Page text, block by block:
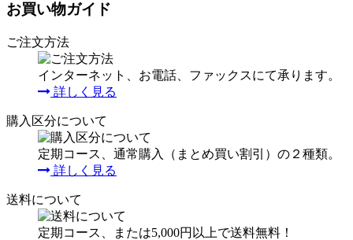
お買い物ガイド
ご注文方法
インターネット、お電話、ファックスにて承ります。
詳しく見る
購入区分について
定期コース、通常購入（まとめ買い割引）の２種類。
詳しく見る
送料について
定期コース、または5,000円以上で送料無料！